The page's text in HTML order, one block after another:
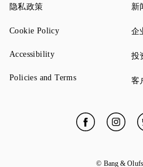
隐私政策Link Opens in New Tab
Cookie PolicyLink Opens in New Tab
AccessibilityLink Opens in New Tab
Policies and TermsLink Opens in
新
企
投
客
FacebookLink Opens
Instagram
Link
© Bang &